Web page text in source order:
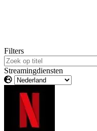
Filters
Streamingdiensten